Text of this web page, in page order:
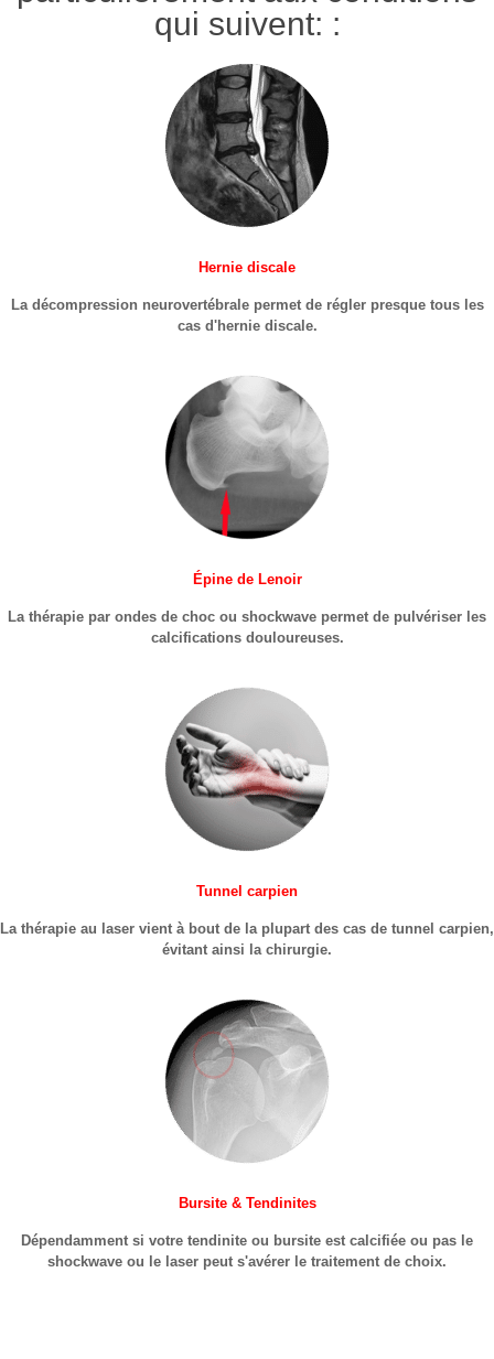
qui suivent: :
Hernie discale
La décompression neurovertébrale permet de régler presque tous les
cas d'hernie discale.
Épine de Lenoir
La thérapie par ondes de choc ou shockwave permet de pulvériser les
calcifications douloureuses.
Tunnel carpien
La thérapie au laser vient à bout de la plupart des cas de tunnel carpien,
évitant ainsi la chirurgie.
Bursite & Tendinites
Dépendamment si votre tendinite ou bursite est calcifiée ou pas le
shockwave ou le laser peut s'avérer le traitement de choix.